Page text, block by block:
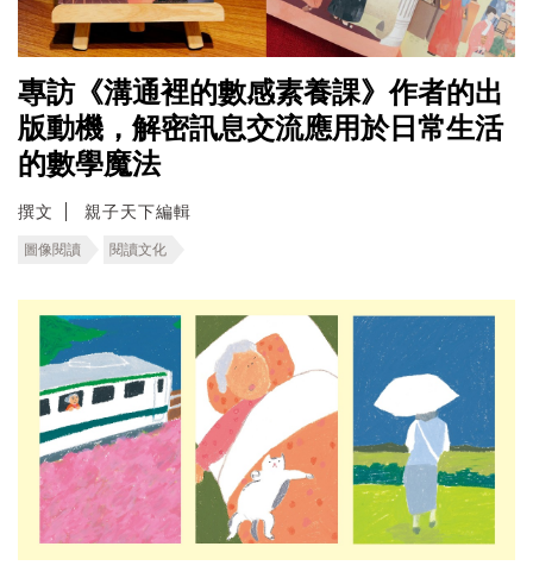
專訪《溝通裡的數感素養課》作者的出
版動機，解密訊息交流應用於日常生活
的數學魔法
撰文 親子天下編輯
圖像閱讀 閱讀文化